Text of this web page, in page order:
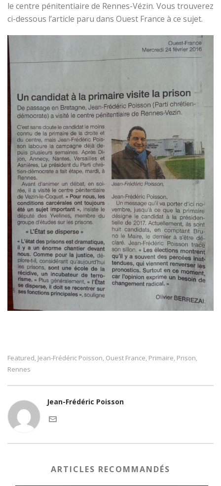
le centre pénitentiaire de Rennes-Vézin. Vous trouverez
ci-dessous l’article paru dans Ouest France à ce sujet.
Featured, Jean-Frédéric Poisson, Ouest France, Primaire, Prison,
Rennes
Jean-Frédéric Poisson
ARTICLES RECOMMANDÉS